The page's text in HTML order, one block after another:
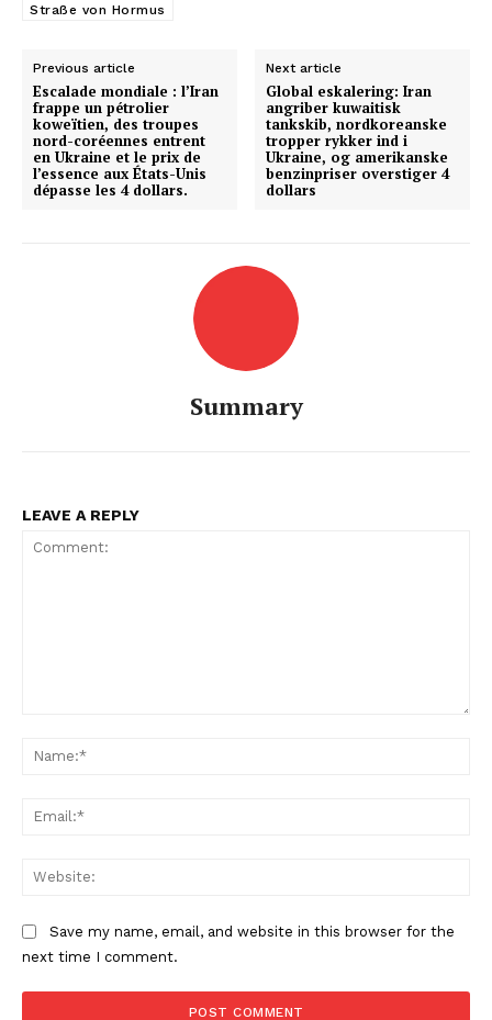
Straße von Hormus
Previous article
Escalade mondiale : l’Iran
frappe un pétrolier
koweïtien, des troupes
nord-coréennes entrent
en Ukraine et le prix de
l’essence aux États-Unis
dépasse les 4 dollars.
Next article
Global eskalering: Iran
angriber kuwaitisk
tankskib, nordkoreanske
tropper rykker ind i
Ukraine, og amerikanske
benzinpriser overstiger 4
dollars
Summary
LEAVE A REPLY
Save my name, email, and website in this browser for the
next time I comment.